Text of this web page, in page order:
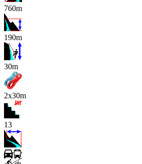
760m
190m
x
30m
2x30m
13